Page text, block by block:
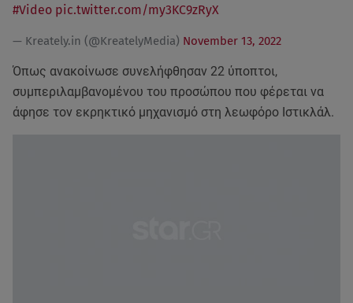
#Video pic.twitter.com/my3KC9zRyX
— Kreately.in (@KreatelyMedia) November 13, 2022
Όπως ανακοίνωσε συνελήφθησαν 22 ύποπτοι,
συμπεριλαμβανομένου του προσώπου που φέρεται να
άφησε τον εκρηκτικό μηχανισμό στη λεωφόρο Ιστικλάλ.